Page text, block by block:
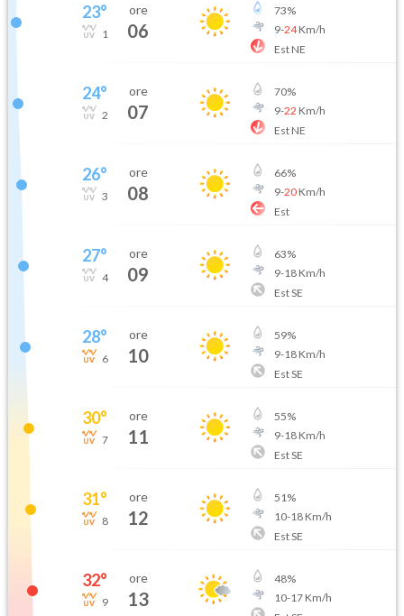
23°
1
ore
06
73%
9-24Km/h
Est NE
24°
2
ore
07
70%
9-22 Km/h
Est NE
26°
3
ore
08
66%
9-20Km/h
Est
27°
4
ore
09
63%
9-18Km/h
Est SE
28°
6
ore
10
59%
9-18Km/h
Est SE
30°
7
ore
11
55%
9-18Km/h
Est SE
31°
8
ore
12
51%
10-18Km/h
Est SE
32°
9
ore
13
48%
10-17Km/h